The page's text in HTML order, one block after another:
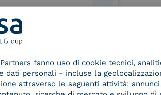
Trust
Service Provider e
e offerte di INTESA.
di INTESA.
inviando una e-mail
se non si desidera ricevere
facendo clic sul
fanno uso di cookie tecnici,
dati personali - incluse la
attraverso le seguenti attività: